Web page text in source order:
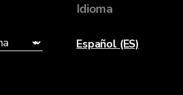
Idioma
Español (ES)